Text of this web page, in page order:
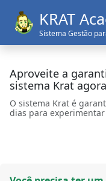
KRAT
Sistema Gestão
Aproveite a
sistema Krat
O sistema Krat é
dias para